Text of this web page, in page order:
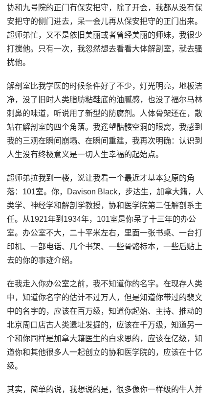
协和九号院的正门有保安把守，除了开会，我都从没有保
安把守的侧门进去，呆一会儿再从保安把守的正门出来。
超师弟忙，又不是依旧美丽或者曾经美丽的师妹，我很少
打搅他。只有一次，我忽然想去看看大体解剖室，就去骚
扰他。
解剖室比我学医的时候条件好了不少，灯光明亮，地板洁
净，没了旧时人类脂肪粘鞋底的油腻感，也没了福尔马林
刺鼻的味道，听说用了新型的防腐剂。人体骨架还在，散
站在解剖室的四个角落。我遥望骷髅空洞的眼窝，我感到
我的三观在瞬间崩塌、在瞬间重建，我再次明确：认识到
人生没有终极意义是一切人生幸福的起始点。
超师弟拉我到一楼，说让我看一个最近才基本复原的角
落：101室。你，Davison Black，步达生，加拿大籍，人
类学、神经学和解剖学教授，协和医学院第二任解剖系主
任。从1921年到1934年，101室是你呆了十三年的办公
室。办公室不大，二十平米左右，里面一张书桌、一台打
印机、一部电话、几个书架、一些骨骼标本，一些后贴上
去的你的事迹介绍。
在我走入你办公室之前，我不知道你的名字。在现存人类
中，知道你名字的估计不过万人，但是知道你带过的裴文
中的名字的，应该在百万级，知道你起始、主持、推动的
北京周口店古人类遗址发掘的，应该在千万级，知道另一
个和你同样是加拿大籍医生的白求恩的，应该在亿级，知
道你和其他很多人一起创立的协和医学院的，应该在十亿
级。
其实，简单的说，我想说的是，很多像你一样级的牛人并